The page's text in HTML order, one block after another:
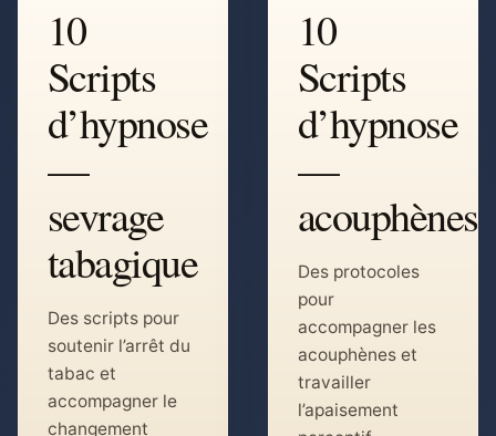
10
Scripts
d’hypnose
—
sevrage
tabagique
Des scripts pour
soutenir l’arrêt du
tabac et
accompagner le
changement
10
Scripts
d’hypnose
—
acouphènes
Des protocoles
pour
accompagner les
acouphènes et
travailler
l’apaisement